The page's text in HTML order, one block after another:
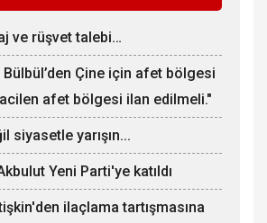
ve rüşvet talebi…
Çine için afet bölgesi
acilen afet bölgesi ilan edilmeli."
siyasetle yarışın...
Yeni Parti'ye katıldı
ilaçlama tartışmasına